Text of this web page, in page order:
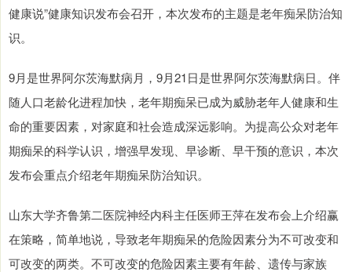
健康说”健康知识发布会召开，本次发布的主题是老年痴呆防治知
识。
9月是世界阿尔茨海默病月，9月21日是世界阿尔茨海默病日。伴
随人口老龄化进程加快，老年期痴呆已成为威胁老年人健康和生
命的重要因素，对家庭和社会造成深远影响。为提高公众对老年
期痴呆的科学认识，增强早发现、早诊断、早干预的意识，本次
发布会重点介绍老年期痴呆防治知识。
山东大学齐鲁第二医院神经内科主任医师王萍在发布会上介绍赢
在策略，简单地说，导致老年期痴呆的危险因素分为不可改变和
可改变的两类。不可改变的危险因素主要有年龄、遗传与家族